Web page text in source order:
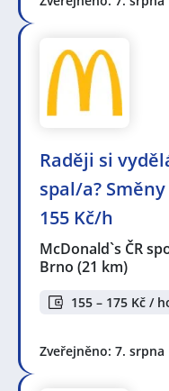
Raději si
spal/a?
155 Kč/h
McDonald`s ČR
Brno (21 km)
155 – 175 Kč /
Zveřejněno: 7. srpna